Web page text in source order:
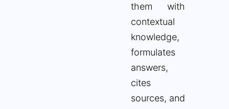
them with
contextual
knowledge,
formulates
answers,
cites
sources, and